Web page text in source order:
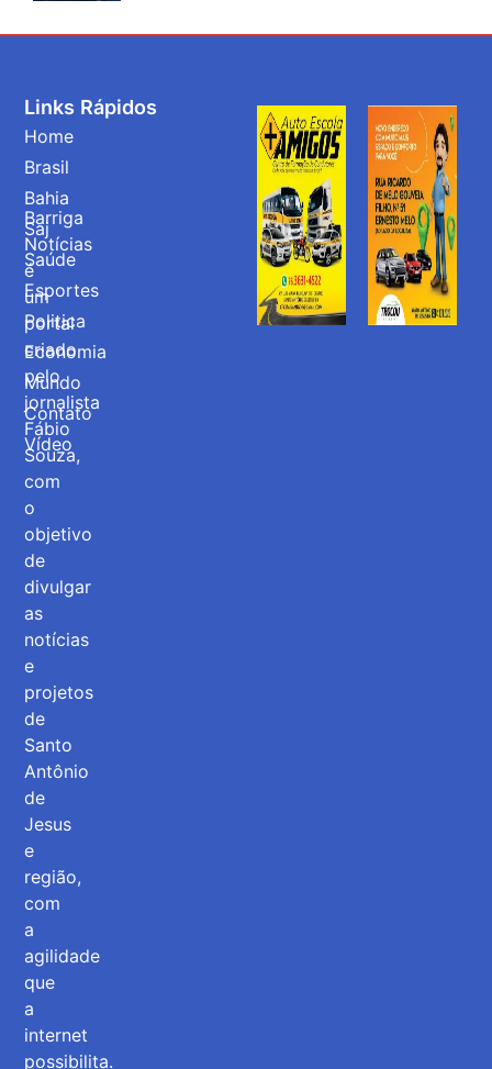
Barriga
Notícias
é
um
portal
criado
pelo
jornalista
Fábio
Souza,
com
o
objetivo
de
divulgar
as
notícias
e
projetos
de
Santo
Antônio
de
Jesus
e
região,
com
a
agilidade
que
a
internet
possibilita.
Links Rápidos
Home
Brasil
Bahia
Saj
Saúde
Esportes
Politica
Economia
Mundo
Contato
Vídeo